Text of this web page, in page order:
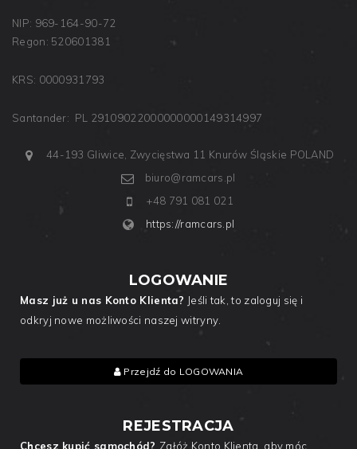
NIP: 969-164-90-72
Regon: 520601381
KRS: 0000931793
Santander: PL 29109022000000000149314997
44-193 Gliwice, Zwycięstwa 11 Knurów Śląskie POLAND
biuro@ramcars.pl
+48 791 081 021
https://ramcars.pl
LOGOWANIE
Masz już u nas Konto Klienta? Jeśli tak, to zaloguj się i
odkryj nowe możliwości naszej witryny.
Przejdź do LOGOWANIA
REJESTRACJA
Chcesz kupić samochód? Załóż Konto Klienta, aby móc